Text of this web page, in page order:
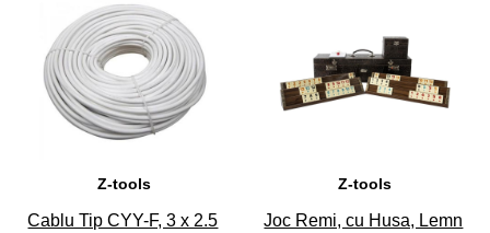
41
Z-tools
Cablu Tip CYY-F, 3 x 2.5
42
Z-tools
Joc Remi, cu Husa, Lemn